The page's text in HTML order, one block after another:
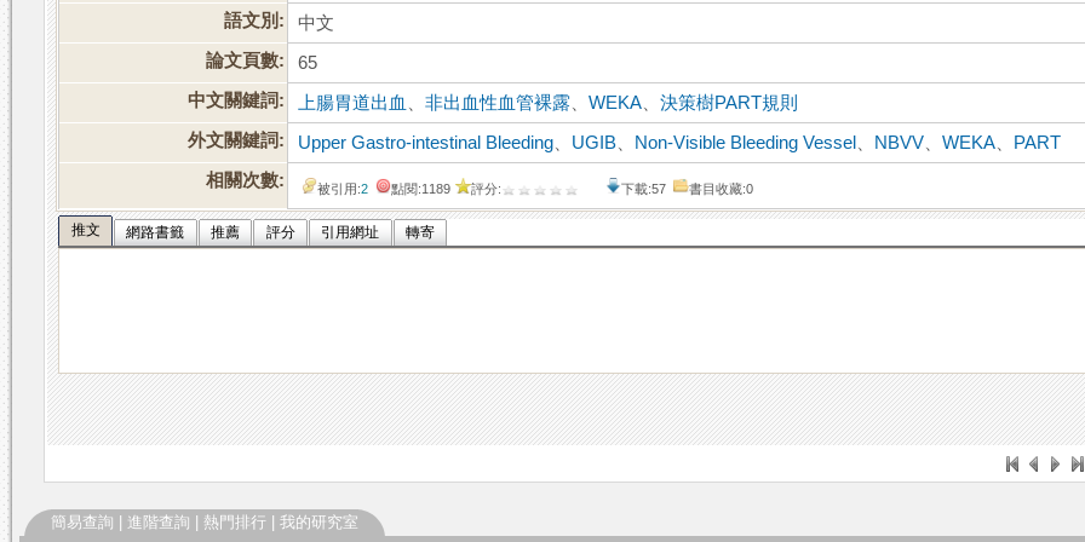
語文別:
中文
論文頁數:
65
中文關鍵詞:
上腸胃道出血 、非出血性血管裸露 、WEKA 、決策樹PART規則
外文關鍵詞:
Upper Gastro-intestinal Bleeding UGIB Non-Visible Bleeding Vessel NBVV 、WEKA
PART
相關次數:
被引用:2 點閱:1189 評分: 下載:57 書目收藏:0
推文 網路書籤 推薦 評分 引用網址 轉寄
簡易查詢 進階查詢 熱門排行 我的研究室